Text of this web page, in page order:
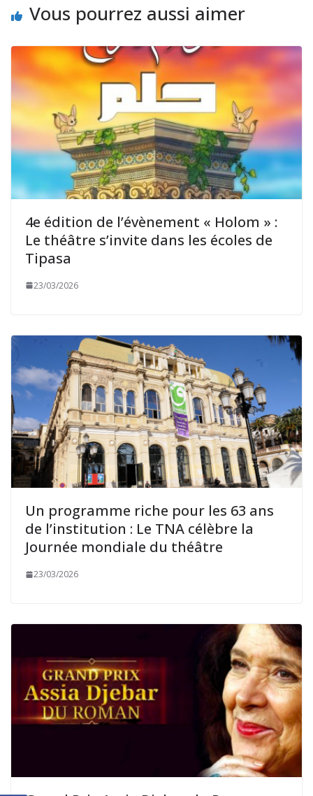
Vous pourrez aussi aimer
4e édition de l’évènement « Holom » :
Le théâtre s’invite dans les écoles de
Tipasa
23/03/2026
Un programme riche pour les 63 ans
de l’institution : Le TNA célèbre la
Journée mondiale du théâtre
23/03/2026